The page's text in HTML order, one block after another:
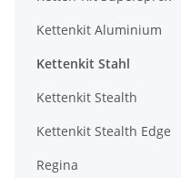
Kettenkit Aluminium
Kettenkit Stahl
Kettenkit Stealth
Kettenkit Stealth Edge
Regina